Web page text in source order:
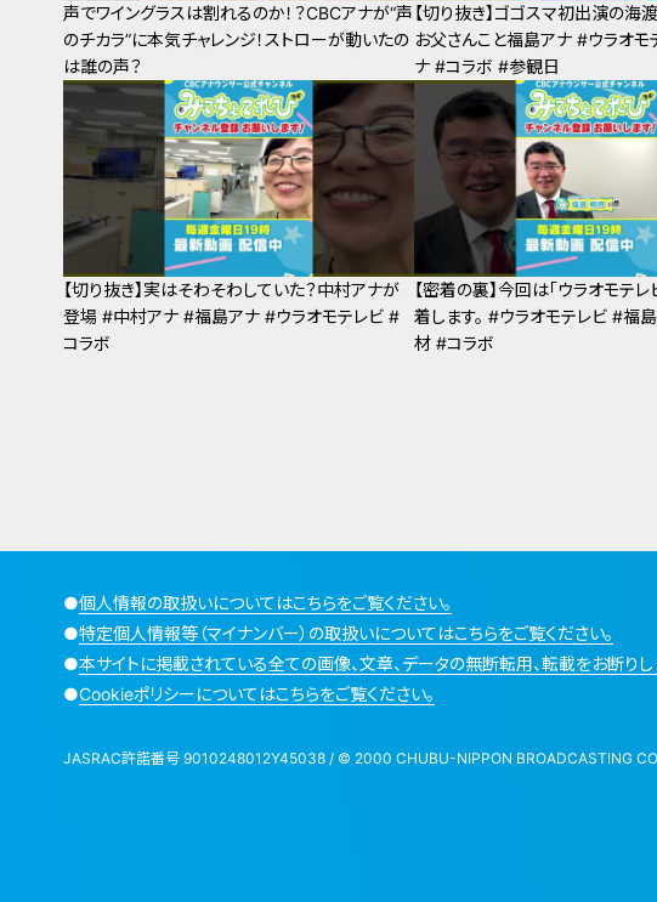
声でワイングラスは割れるのか！？CBCアナが“声
のチカラ”に本気チャレンジ！ストローが動いたの
は誰の声？
【切り抜き】ゴゴスマ初出演の海
お父さんこと福島アナ #ウラオ
ナ #コラボ #参観日
【切り抜き】実はそわそわしていた？中村アナが
登場 #中村アナ #福島アナ #ウラオモテレビ #
コラボ
【密着の裏】今回は「ウラオモテ
着します。 #ウラオモテレビ #福
材 #コラボ
●個人情報の取扱いについてはこちらをご覧ください。
●特定個人情報等（マイナンバー）の取扱いについてはこちらをご覧ください。
●本サイトに掲載されている全ての画像、文章、データの無断転用、転載をお断りし
●Cookieポリシーについてはこちらをご覧ください。
JASRAC許諾番号 9010248012Y45038 / © 2000 CHUBU-NIPPON BROADCASTING